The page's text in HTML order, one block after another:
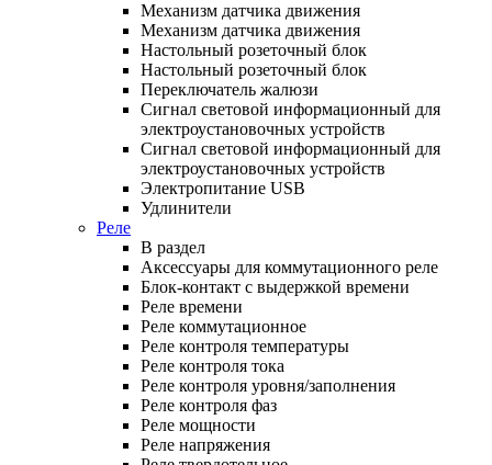
Механизм датчика движения
Механизм датчика движения
Настольный розеточный блок
Настольный розеточный блок
Переключатель жалюзи
Сигнал световой информационный для
электроустановочных устройств
Сигнал световой информационный для
электроустановочных устройств
Электропитание USB
Удлинители
Реле
В раздел
Аксессуары для коммутационного реле
Блок-контакт с выдержкой времени
Реле времени
Реле коммутационное
Реле контроля температуры
Реле контроля тока
Реле контроля уровня/заполнения
Реле контроля фаз
Реле мощности
Реле напряжения